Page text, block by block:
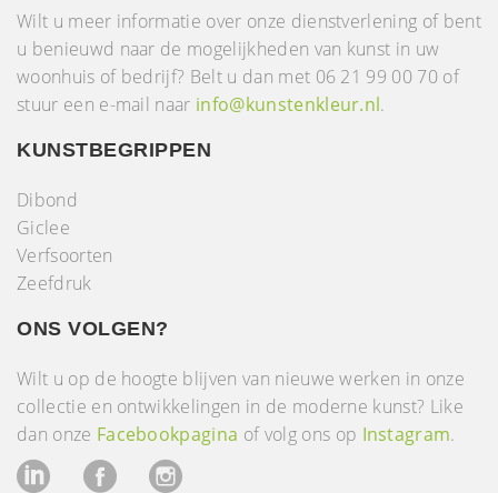
Wilt u meer informatie over onze dienstverlening of bent
u benieuwd naar de mogelijkheden van kunst in uw
woonhuis of bedrijf? Belt u dan met 06 21 99 00 70 of
stuur een e-mail naar info@kunstenkleur.nl.
KUNSTBEGRIPPEN
Dibond
Giclee
Verfsoorten
Zeefdruk
ONS VOLGEN?
Wilt u op de hoogte blijven van nieuwe werken in onze
collectie en ontwikkelingen in de moderne kunst? Like
dan onze Facebookpagina of volg ons op Instagram.